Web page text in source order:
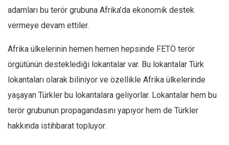
adamları bu terör grubuna Afrika’da ekonomik destek
vermeye devam ettiler.
Afrika ülkelerinin hemen hemen hepsinde FETÖ terör
örgütünün desteklediği lokantalar var. Bu lokantalar Türk
lokantaları olarak biliniyor ve özellikle Afrika ülkelerinde
yaşayan Türkler bu lokantalara geliyorlar. Lokantalar hem bu
terör grubunun propagandasını yapıyor hem de Türkler
hakkında istihbarat topluyor.